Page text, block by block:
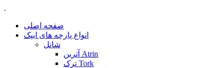
.
صفحه اصلی
انواع پارچه های ایپک
شانل
آترین Atrin
ترک Tork